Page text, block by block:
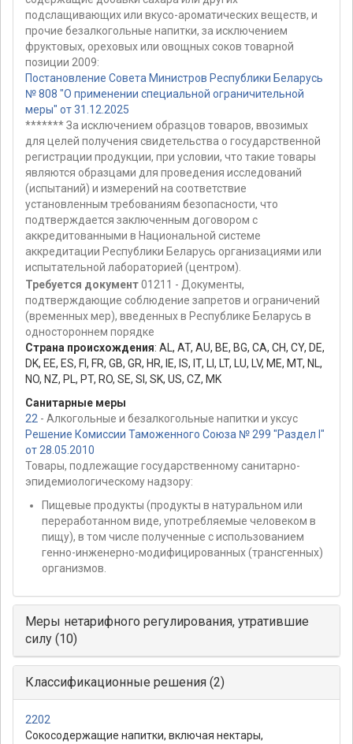
подслащивающих или вкусо-ароматических веществ, и
прочие безалкогольные напитки, за исключением
фруктовых, ореховых или овощных соков товарной
позиции 2009:
Постановление Совета Министров Республики Беларусь
№ 808 "О применении специальной ограничительной
меры" от 31.12.2025
******* За исключением образцов товаров, ввозимых
для целей получения свидетельства о государственной
регистрации продукции, при условии, что такие товары
являются образцами для проведения исследований
(испытаний) и измерений на соответствие
установленным требованиям безопасности, что
подтверждается заключенным договором с
аккредитованными в Национальной системе
аккредитации Республики Беларусь организациями или
испытательной лабораторией (центром).
Требуется документ01211 - Документы,
подтверждающие соблюдение запретов и ограничений
(временных мер), введенных в Республике Беларусь в
одностороннем порядке
Страна происхождения: AL , AT, AU, BE, BG, CA, CH, CY, DE,
DK, EE, ES, FI, FR, GB, GR, HR, IE, IS, IT, , LT, LU, LV, ME, MT, NL ,
NO, NZ, PL , PT, RO, SE, SI , SK, US, CZ, MK
Санитарные меры
22 - Алкогольные и безалкогольные напитки и уксус
Решение Комиссии Таможенного Союза № 299 "Раздел I"
от 28.05.2010
Товары, подлежащие государственному санитарно-
эпидемиологическому надзору:
Пищевые продукты (продукты в натуральном или
переработанном виде, употребляемые человеком в
пищу), в том числе полученные с использованием
генно-инженерно-модифицированных (трансгенных)
организмов.
Меры нетарифного регулирования, утратившие
силу (10)
Классификационные решения (2)
2202
Сокосодержащие напитки, включая нектары,